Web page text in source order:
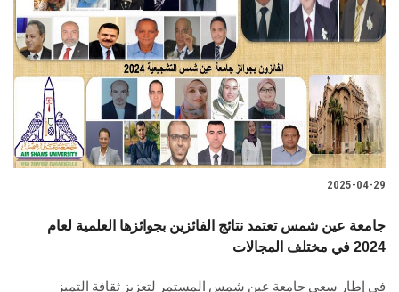
2025-04-29
جامعة عين شمس تعتمد نتائج الفائزين بجوائزها العلمية لعام
2024 في مختلف المجالات
في إطار سعي جامعة عين شمس المستمر لتعزيز ثقافة التميز